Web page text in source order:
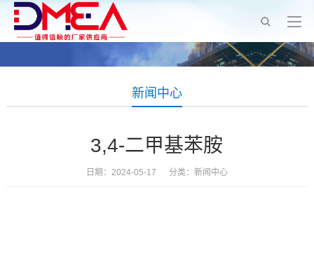
新闻中心
3,4-二甲基苯胺
日期：2024-05-17 分类： 新闻中心